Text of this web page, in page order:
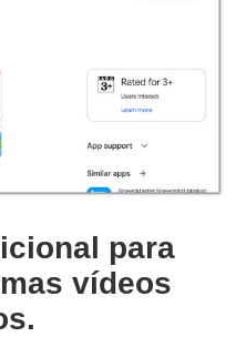
para
vídeos